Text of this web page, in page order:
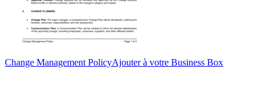
Change Management PolicyAjouter à votre Business Box